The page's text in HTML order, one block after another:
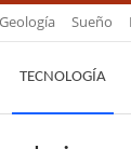
Geología Sueño
TECNOLOGÍA